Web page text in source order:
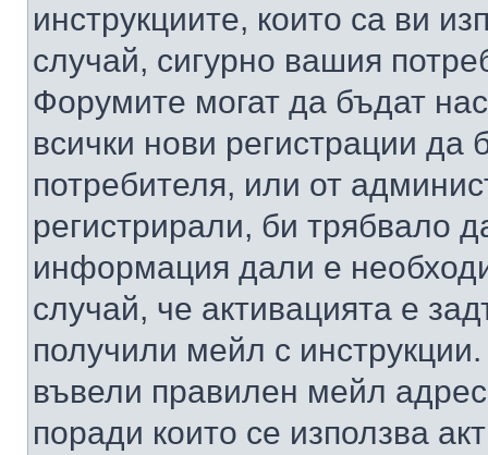
инструкциите, които са ви
случай, сигурно вашия
Форумите могат да бъдат
всички нови регистрации да
потребителя, или от
регистрирали, би трябвало
информация дали е
случай, че активацията е
получили мейл с
въвели правилен мейл
поради които се използва